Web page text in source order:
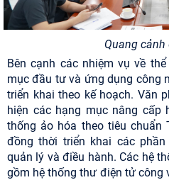
Quang cảnh
Bên cạnh các nhiệm vụ về
mục đầu tư và ứng dụng công
triển khai theo kế hoạch. Văn
hiện các hạng mục nâng cấp
thống ảo hóa theo tiêu chuẩn
đồng thời triển khai các
quản lý và điều hành. Các hệ
gồm hệ thống thư điện tử công